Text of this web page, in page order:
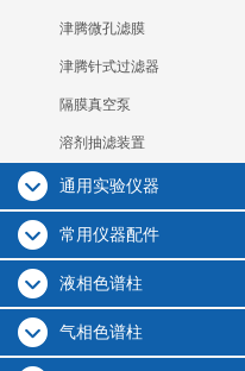
津腾微孔滤膜
津腾针式过滤器
隔膜真空泵
溶剂抽滤装置
通用实验仪器
常用仪器配件
液相色谱柱
气相色谱柱